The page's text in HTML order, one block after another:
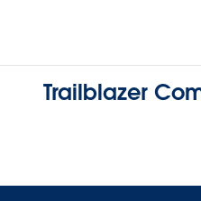
Trailblazer